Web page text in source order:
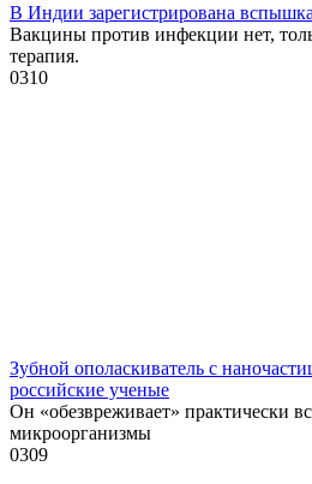
В Индии зарегистрирована
Вакцины против инфекции нет,
терапия.
0310
Зубной ополаскиватель с
российские ученые
Он «обезвреживает» практически
микроорганизмы
0309